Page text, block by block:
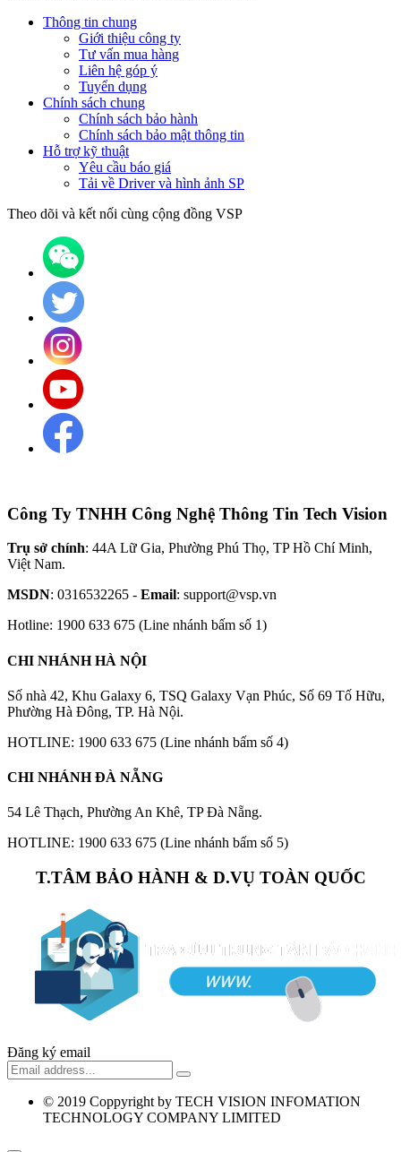
Thông tin chung
Giới thiệu công ty
Tư vấn mua hàng
Liên hệ góp ý
Tuyển dụng
Chính sách chung
Chính sách bảo hành
Chính sách bảo mật thông tin
Hỗ trợ kỹ thuật
Yêu cầu báo giá
Tải về Driver và hình ảnh SP
Theo dõi và kết nối cùng cộng đồng VSP
Công Ty TNHH Công Nghệ Thông Tin Tech Vision
Trụ sở chính: 44A Lữ Gia, Phường Phú Thọ, TP Hồ Chí Minh,
Việt Nam.
MSDN: 0316532265 - Email: support@vsp.vn
Hotline: 1900 633 675 (Line nhánh bấm số 1)
CHI NHÁNH HÀ NỘI
Số nhà 42, Khu Galaxy 6, TSQ Galaxy Vạn Phúc, Số 69 Tố Hữu,
Phường Hà Đông, TP. Hà Nội.
HOTLINE: 1900 633 675 (Line nhánh bấm số 4)
CHI NHÁNH ĐÀ NẴNG
54 Lê Thạch, Phường An Khê, TP Đà Nẵng.
HOTLINE: 1900 633 675 (Line nhánh bấm số 5)
T.TÂM BẢO HÀNH & D.VỤ TOÀN QUỐC
Đăng ký email
© 2019 Coppyright by TECH VISION INFOMATION
TECHNOLOGY COMPANY LIMITED